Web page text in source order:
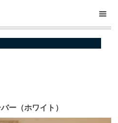
ー（ホワイト）